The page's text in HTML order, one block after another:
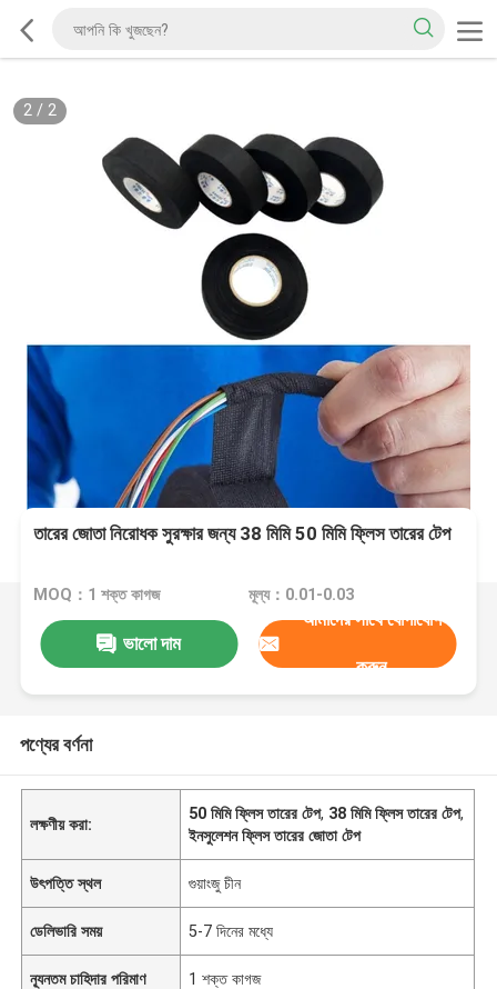
2/ 2
তারের জোতা নিরোধক সুরক্ষার জন্য 38 মিমি 50 মিমি ফ্লিস তারের টেপ
MOQ：1 শক্ত কাগজ মূল্য：0.01-0.03
ভালো দাম
আমাদের সাথে যোগাযোগ
করুন
পণ্যের বর্ণনা
লক্ষণীয় করা:
50 মিমি ফ্লিস তারের টেপ, 38 মিমি ফ্লিস তারের টেপ,
ইনসুলেশন ফ্লিস তারের জোতা টেপ
উৎপত্তি স্থল গুয়াংজু চীন
ডেলিভারি সময় 5-7 দিনের মধ্যে
ন্যূনতম চাহিদার পরিমাণ 1 শক্ত কাগজ